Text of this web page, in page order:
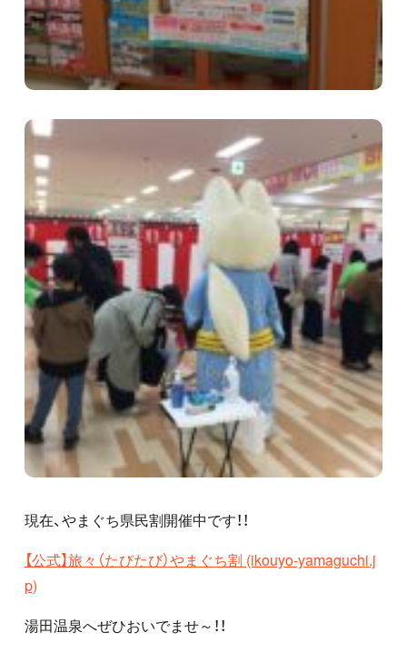
現在、やまぐち県民割開催中です！！
【公式】旅々（たびたび）やまぐち割 (ikouyo-yamaguchi.j
p)
湯田温泉へぜひおいでませ～！！